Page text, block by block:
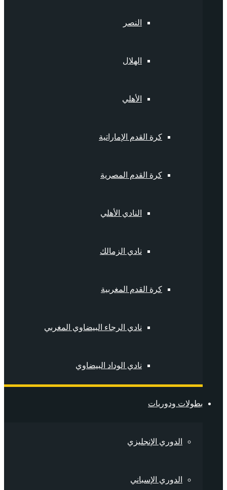
النصر
الهلال
الأهلي
كرة القدم الإماراتية
كرة القدم المصرية
النادي الأهلي
نادي الزمالك
كرة القدم المغربية
نادي الرجاء البيضاوي المغربي
نادي الوداد البيضاوي
بطولات ودوريات
الدوري الإنجليزي
الدوري الإسباني